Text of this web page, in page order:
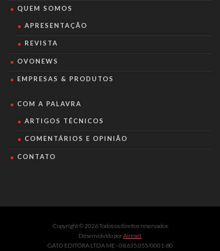
QUEM SOMOS
APRESENTAÇÃO
REVISTA
OVONEWS
EMPRESAS & PRODUTOS
COM A PALAVRA
ARTIGOS TÉCNICOS
COMENTÁRIOS E OPINIÃO
CONTATO
Copyright © 2026 Todos os direitos reservados
Desenvolvido porAireset
GATO EDITORA LTDA ME - 08.635.055/0001-80